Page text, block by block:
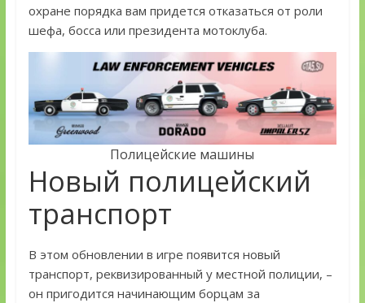
охране порядка вам придется отказаться от роли
шефа, босса или президента мотоклуба.
Полицейские машины
Новый полицейский
транспорт
В этом обновлении в игре появится новый
транспорт, реквизированный у местной полиции, –
он пригодится начинающим борцам за